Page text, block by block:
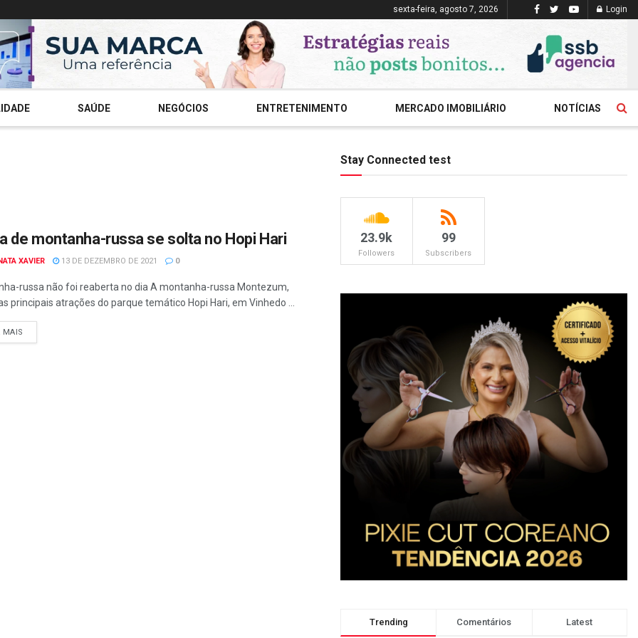
sexta-feira, agosto 7, 2026 Login
SAÚDE NEGÓCIOS ENTRETENIMENTO MERCADO IMOBILIÁRIO NOTÍCIAS
de montanha-russa se solta no Hopi Hari
XAVIER 13 DE DEZEMBRO DE 2021 0
russa não foi reaberta no dia A montanha-russa Montezum,
principais atrações do parque temático Hopi Hari, em Vinhedo ...
MAIS
Stay Connected test
23.9k
Followers
99
Subscribers
Trending Comentários Latest